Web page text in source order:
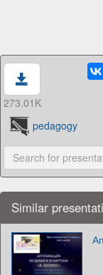
273.01K
pedagogy
Similar